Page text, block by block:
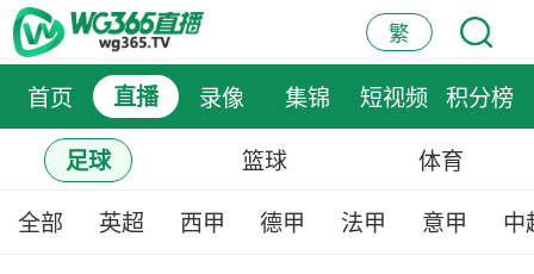
繁
首页 直播 录像 集锦 短视频 积分榜
足球
篮球
体育
全部
英超 西甲 德甲 法甲 意甲 中